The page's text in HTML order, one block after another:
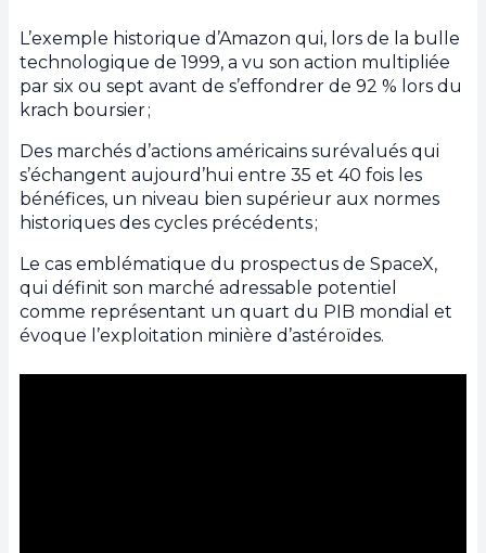
L’exemple historique d’Amazon qui, lors de la bulle
technologique de 1999, a vu son action multipliée
par six ou sept avant de s’effondrer de 92 % lors du
krach boursier ;
Des marchés d’actions américains surévalués qui
s’échangent aujourd’hui entre 35 et 40 fois les
bénéfices, un niveau bien supérieur aux normes
historiques des cycles précédents ;
Le cas emblématique du prospectus de SpaceX,
qui définit son marché adressable potentiel
comme représentant un quart du PIB mondial et
évoque l’exploitation minière d’astéroïdes.